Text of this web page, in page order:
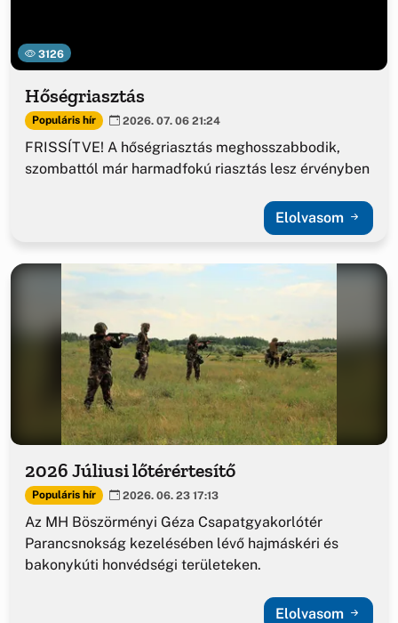
3126
Hőségriasztás
Populáris hír 2026. 07. 06 21:24
FRISSÍTVE! A hőségriasztás meghosszabbodik,
szombattól már harmadfokú riasztás lesz érvényben
Elolvasom
2026 Júliusi lőtérértesítő
Populáris hír 2026. 06. 23 17:13
Az MH Böszörményi Géza Csapatgyakorlótér
Parancsnokság kezelésében lévő hajmáskéri és
bakonykúti honvédségi területeken.
Elolvasom